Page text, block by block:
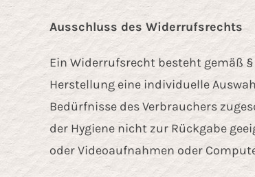
Ausschluss des Widerrufsrechts
Ein Widerrufsrecht besteht gemäß
Herstellung eine individuelle
Bedürfnisse des Verbrauchers
der Hygiene nicht zur Rückgabe
oder Videoaufnahmen oder